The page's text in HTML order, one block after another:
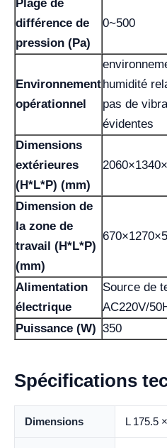
Plage de
différence de
pression (Pa)
0~500
Environnement
opérationnel
humidité
pas de
évidentes
Dimensions
extérieures
(H*L*P) (mm)
Dimension de
la zone de
travail (H*L*P)
(mm)
Alimentation
électrique
Source de
AC220V/
Puissance (W) 350
Spécifications
Dimensions L 175.5